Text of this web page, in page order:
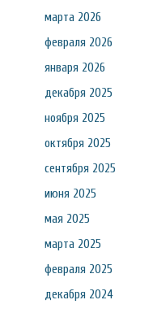
марта 2026
февраля 2026
января 2026
декабря 2025
ноября 2025
октября 2025
сентября 2025
июня 2025
мая 2025
марта 2025
февраля 2025
декабря 2024